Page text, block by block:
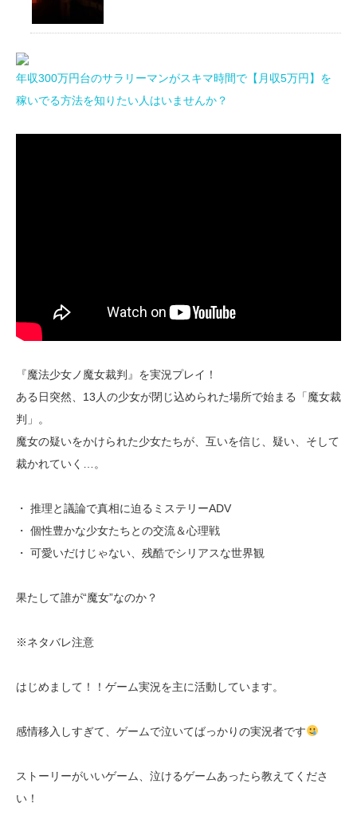
年収300万円台のサラリーマンがスキマ時間で【月収5万円】を
稼いでる方法を知りたい人はいませんか？
『魔法少女ノ魔女裁判』を実況プレイ！
ある日突然、13人の少女が閉じ込められた場所で始まる「魔女裁
判」。
魔女の疑いをかけられた少女たちが、互いを信じ、疑い、そして
裁かれていく…。
・ 推理と議論で真相に迫るミステリーADV
・ 個性豊かな少女たちとの交流＆心理戦
・ 可愛いだけじゃない、残酷でシリアスな世界観
果たして誰が“魔女”なのか？
※ネタバレ注意
はじめまして！！ゲーム実況を主に活動しています。
感情移入しすぎて、ゲームで泣いてばっかりの実況者です
ストーリーがいいゲーム、泣けるゲームあったら教えてくださ
い！